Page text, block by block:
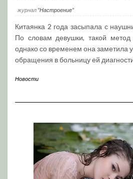
журнал "Настроение"
Китаянка 2 года засыпала с
По словам девушки, такой метод
однако со временем она заметила
обращения в больницу ей
Новости